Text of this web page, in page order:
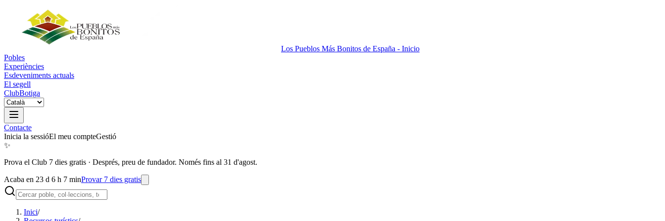
Los Pueblos Más Bonitos de España - Inicio
Pobles
Experiències
Esdeveniments actuals
El segell
ClubBotiga
Contacte
Inicia la sessióEl meu compteGestió
✨
Prova el Club 7 dies gratis · Després, preu de fundador. Només fins al 31 d'agost.
Acaba en 23 d 6 h 7 minProvar 7 dies gratis
Inici/